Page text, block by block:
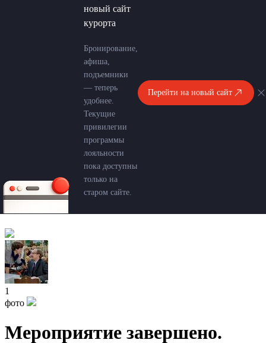
новый сайт
курорта
Бронирование,
афиша,
подъемники
— теперь
удобнее.
Текущие
привилегии
программы
лояльности
пока доступны
только на
старом сайте.
Перейти на новый сайт
1
фото
Мероприятие завершено.